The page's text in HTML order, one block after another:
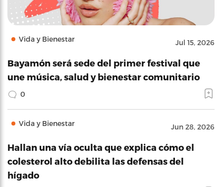
Vida y Bienestar Jul 15, 2026
Bayamón será sede del primer festival que
une música, salud y bienestar comunitario
0
Vida y Bienestar Jun 28, 2026
Hallan una vía oculta que explica cómo el
colesterol alto debilita las defensas del
hígado